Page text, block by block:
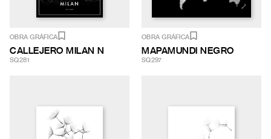
OBRA GRÁFICA
CALLEJERO MILAN N
SQ281
OBRA GRÁFICA
MAPAMUNDI NEGRO
SQ297